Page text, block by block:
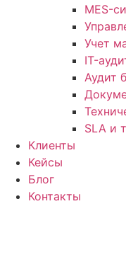
MES-
Учет
IT-
Аудит
SLA и
Клиенты
Кейсы
Блог
Контакты